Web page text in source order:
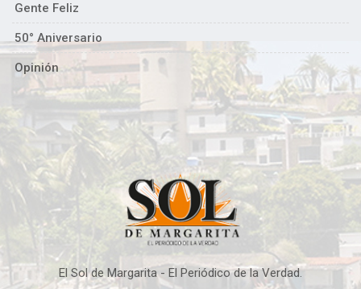
Gente Feliz
50° Aniversario
Opinión
El Sol de Margarita - El Periódico de la Verdad.